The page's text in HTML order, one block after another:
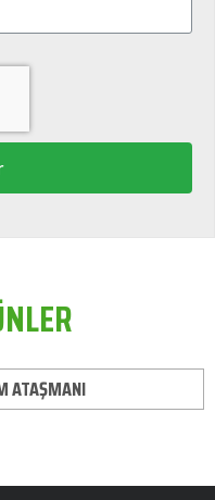
ATAŞMANI